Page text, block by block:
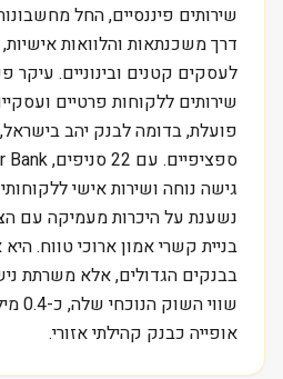
שירותים פיננסיים, החל
דרך משכנתאות והלוואות
לעסקים קטנים ובינוניים. עיקר
שירותים ללקוחות פרטיים
פועלת, בדומה לבנק יהב
גישה נוחה ושירות אישי
נשענת על היכרות מעמיקה עם
בניית קשרי אמון ארוכי טווח.
בבנקים הגדולים, אלא משרתת
אופייה כבנק קהילתי אזורי.